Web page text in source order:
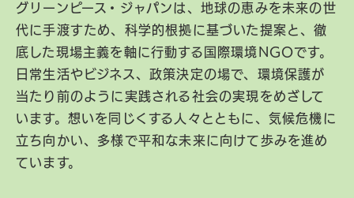
グリーンピース・ジャパンは、地球の恵みを未来の世
代に手渡すため、科学的根拠に基づいた提案と、徹
底した現場主義を軸に行動する国際環境NGOです。
日常生活やビジネス、政策決定の場で、環境保護が
当たり前のように実践される社会の実現をめざして
います。想いを同じくする人々とともに、気候危機に
立ち向かい、多様で平和な未来に向けて歩みを進め
ています。